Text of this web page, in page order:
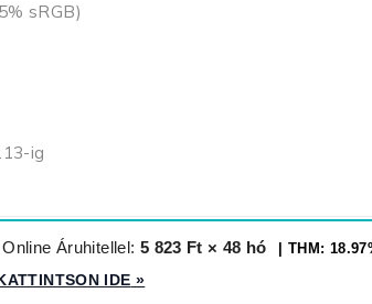
sRGB)
ig
Áruhitellel: 5 823 Ft × 48 hó | THM:
IDE »